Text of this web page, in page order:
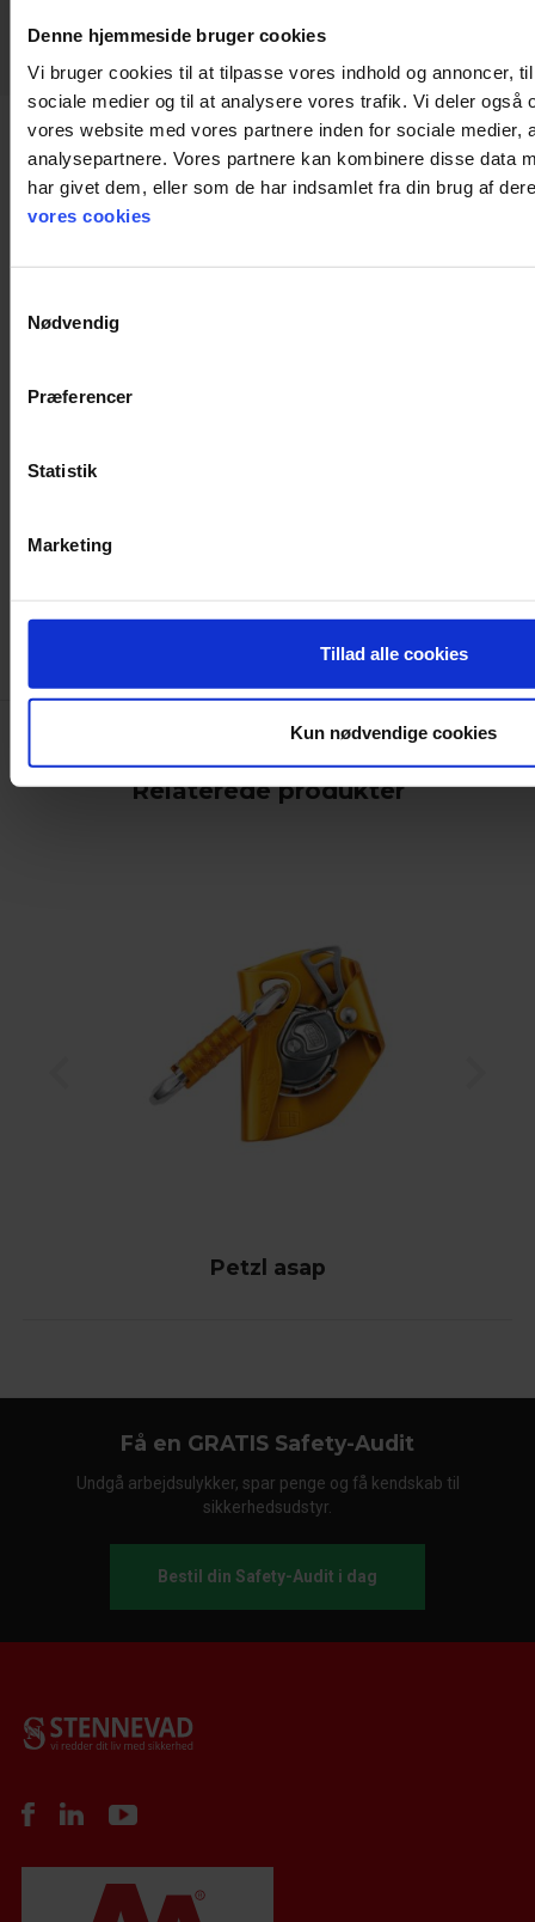
Denne hjemmeside bruger cookies
Vi bruger cookies til at tilpasse vores indhold og annoncer,
sociale medier og til at analysere vores trafik. Vi deler også
vores website med vores partnere inden for sociale medier,
analysepartnere. Vores partnere kan kombinere disse data
har givet dem, eller som de har indsamlet fra din brug af
vores cookies
Nødvendig
Præferencer
Statistik
Marketing
Tillad alle cookies
Kun nødvendige cookies
Dokumenter
Relaterede produkter
Petzl asap
Få en GRATIS Safety-Audit
Undgå arbejdsulykker, spar penge og få kendskab til
sikkerhedsudstyr.
Bestil din Safety-Audit i dag